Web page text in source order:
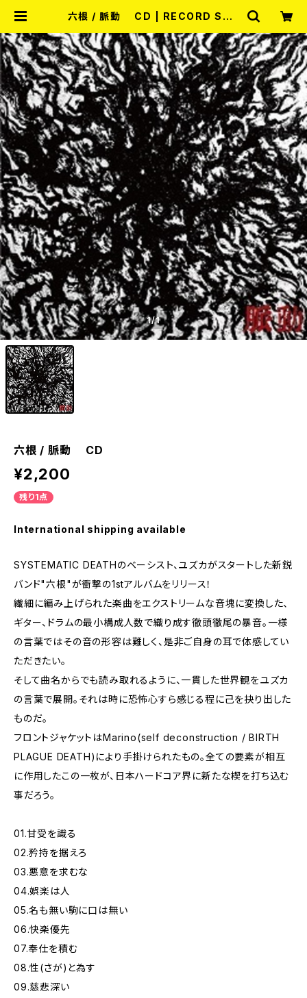
六根 / 脈動 CD | RECORD SHO
1/1
六根 / 脈動 CD
¥2,200
残り1点
International shipping available
SYSTEMATIC DEATHのベーシスト、ユズカがスタートした新鋭
バンド"六根"が衝撃の1stアルバムをリリース！
繊細に編み上げられた楽曲をエクストリームな音塊に変換した、
ギター、ドラムの最小構成人数で織り成す徹頭徹尾の暴音。一様
の言葉ではその音の形容は難しく、是非ご自身の耳で体感してい
ただきたい。
そして曲名からでも読み取れるように、一貫した世界観をユズカ
の言葉で展開。それは時に恐怖心すら感じる程に己を抉り出した
ものだ。
フロントジャケットはMarino(self deconstruction / BIRTH
PLAGUE DEATH)により手掛けられたもの。全ての要素が相互
に作用したこの一枚が、日本ハードコア界に新たな楔を打ち込む
事だろう。
01.甘受を識る
02.矜持を据えろ
03.悪意を求むな
04.娯楽は人
05.名も無い駒に口は無い
06.快楽優先
07.奉仕を積む
08.性(さが)と為す
09.慈悲深い